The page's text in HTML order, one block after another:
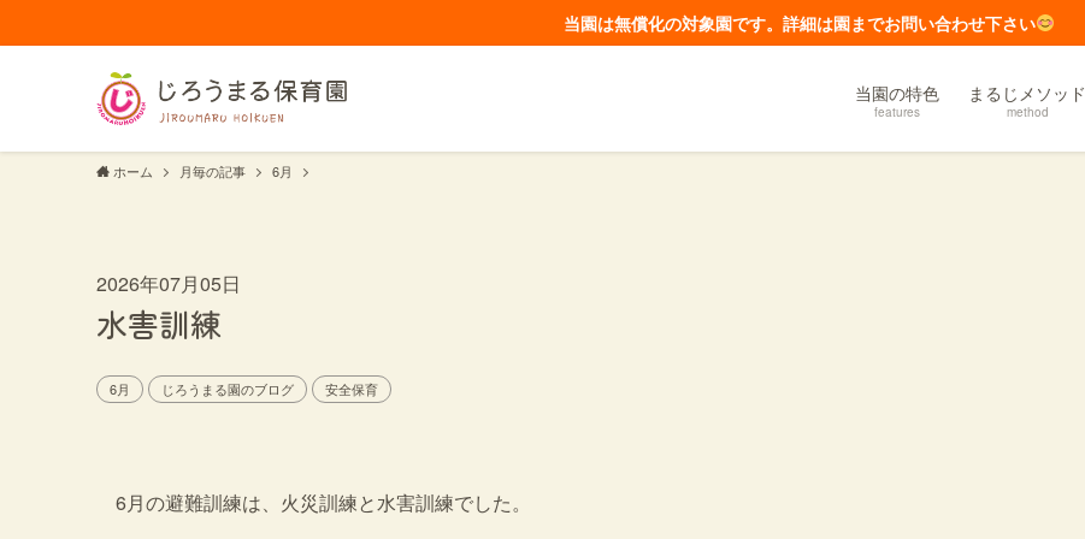
当園は無償化の対象園です。詳細は園までお問い合わせ下さい
当園の特色
features
まるじメソッド
method
ホーム 月毎の記事 6月
2026年07月05日
水害訓練
6月 じろうまる園のブログ 安全保育
6月の避難訓練は、火災訓練と水害訓練でした。